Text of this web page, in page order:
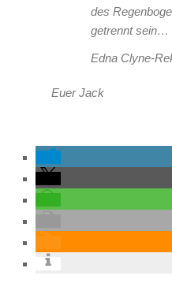
des
getrennt sein…
Edna Clyne-
Euer Jack